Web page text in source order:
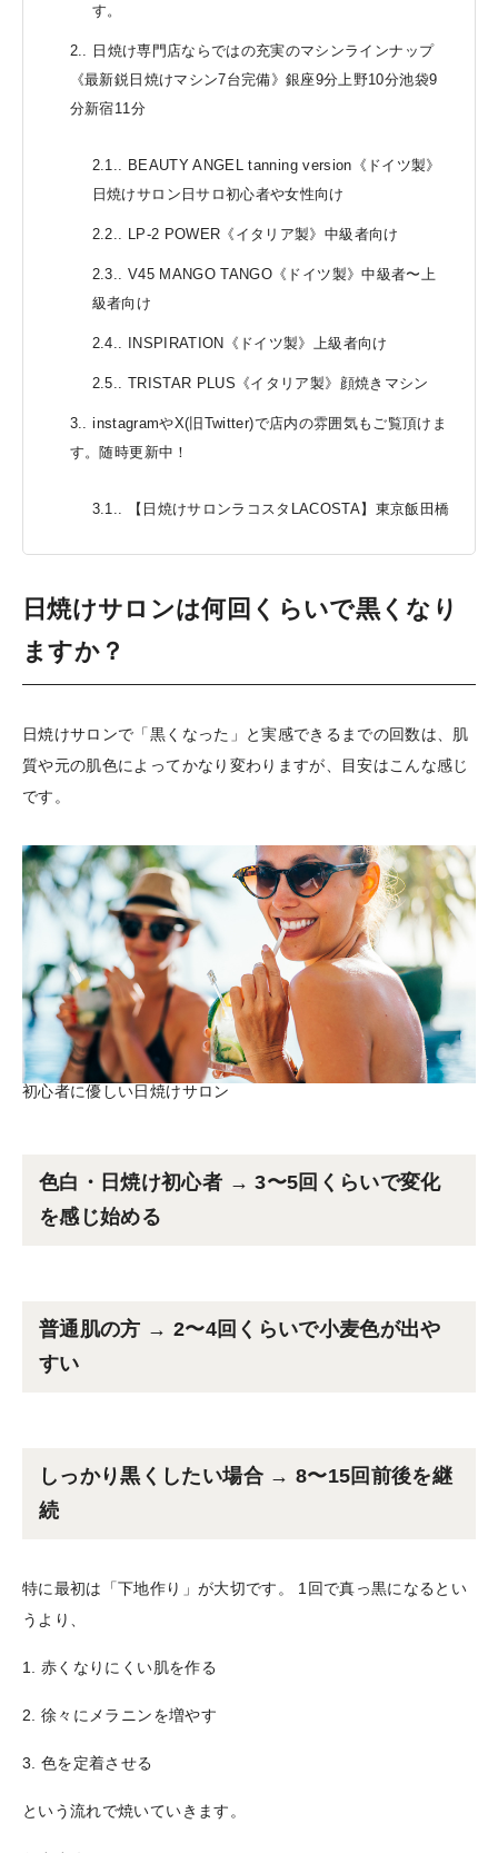
す。
2.
日焼け専門店ならではの充実のマシンラインナップ
《最新鋭日焼けマシン7台完備》銀座9分上野10分池袋9
分新宿11分
2.1.
BEAUTY ANGEL tanning version《ドイツ製》
日焼けサロン日サロ初心者や女性向け
2.2. LP-2 POWER《イタリア製》中級者向け
2.3.
V45 MANGO TANGO《ドイツ製》中級者〜上
級者向け
2.4. INSPIRATION《ドイツ製》上級者向け
2.5. TRISTAR PLUS《イタリア製》顔焼きマシン
3.
instagramやX(旧Twitter)で店内の雰囲気もご覧頂けま
す。随時更新中！
3.1. 【日焼けサロンラコスタLACOSTA】東京飯田橋
日焼けサロンは何回くらいで黒くなり
ますか？
日焼けサロンで「黒くなった」と実感できるまでの回数は、肌
質や元の肌色によってかなり変わりますが、目安はこんな感じ
です。
初心者に優しい日焼けサロン
色白・日焼け初心者 → 3〜5回くらいで変化
を感じ始める
普通肌の方 → 2〜4回くらいで小麦色が出や
すい
しっかり黒くしたい場合 → 8〜15回前後を継
続
特に最初は「下地作り」が大切です。 1回で真っ黒になるとい
うより、
1. 赤くなりにくい肌を作る
2. 徐々にメラニンを増やす
3. 色を定着させる
という流れで焼いていきます。